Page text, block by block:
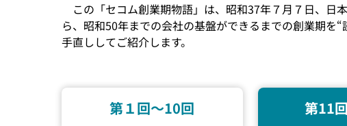
この「セコム創業期物語」は、昭和37年７月７日、日
ら、昭和50年までの会社の基盤ができるまでの創業期を
手直ししてご紹介します。
第１回〜10回 第11